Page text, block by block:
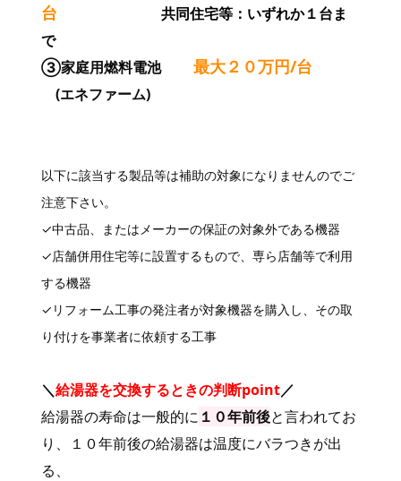
台
共同住宅等：いずれか１台ま
で
➂家庭用燃料電池 最大２０万円/台
(エネファーム)
以下に該当する製品等は補助の対象になりませんのでご
注意下さい。
✓中古品、またはメーカーの保証の対象外である機器
✓店舗併用住宅等に設置するもので、専ら店舗等で利用
する機器
✓リフォーム工事の発注者が対象機器を購入し、その取
り付けを事業者に依頼する工事
＼給湯器を交換するときの判断point／
給湯器の寿命は一般的に １０年前後と言われてお
り、１０年前後の給湯器は温度にバラつきが出
る、